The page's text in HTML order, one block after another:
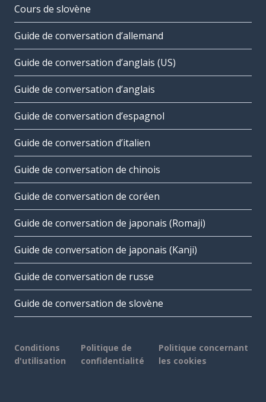
Cours de slovène
Guide de conversation d’allemand
Guide de conversation d’anglais (US)
Guide de conversation d’anglais
Guide de conversation d’espagnol
Guide de conversation d’italien
Guide de conversation de chinois
Guide de conversation de coréen
Guide de conversation de japonais (Romaji)
Guide de conversation de japonais (Kanji)
Guide de conversation de russe
Guide de conversation de slovène
Conditions
d'utilisation
Politique de
confidentialité
Politique concernant
les cookies